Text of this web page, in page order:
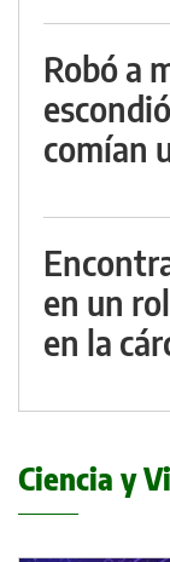
Robó a
comían
en un
en la
Ciencia y